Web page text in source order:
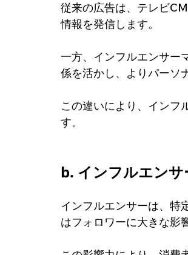
従来の広告は、テレビ
情報を発信します。
一方、インフルエンサー
係を活かし、よりパーソ
この違いにより、インフ
す。
b. インフルエン
インフルエンサーは、特
はフォロワーに大きな影